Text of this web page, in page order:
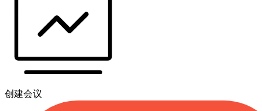
创建会议